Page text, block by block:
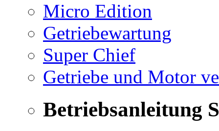
Micro Edition
Getriebewartung
Super Chief
Getriebe und Motor
Betriebsanleitung